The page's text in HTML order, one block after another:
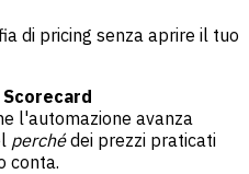
di pricing senza aprire il tuo
l'automazione avanza
perchédei prezzi praticati
conta.